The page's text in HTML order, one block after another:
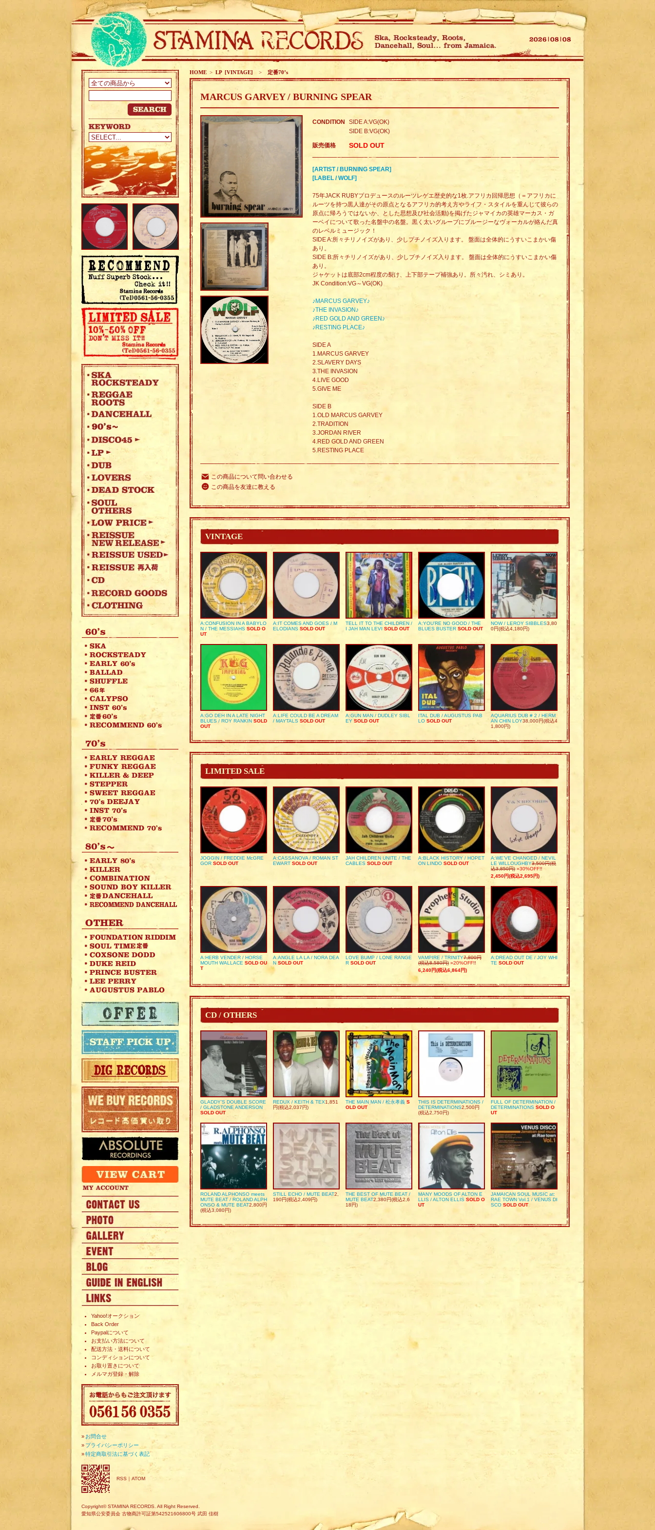
Yahoo!オークション
Back Order
Paypalについて
お支払い方法について
配送方法・送料について
コンディションについて
お取り置きについて
メルマガ登録・解除
» お問合せ
» プライバシーポリシー
»特定商取引法に基づく表記
RSS ｜ ATOM
HOME > LP [VINTAGE] > 定番70’s
MARCUS GARVEY / BURNING SPEAR
CONDITION
SIDE A:VG(OK)
SIDE B:VG(OK)
販売価格 SOLD OUT
[ARTIST / BURNING SPEAR]
[LABEL / WOLF]
75年JACK RUBYプロデュースのルーツレゲエ歴史的な1枚.アフリカ回帰思想（＝アフリカに
ルーツを持つ黒人達がその原点となるアフリカ的考え方やライフ・スタイルを重んじて彼らの
原点に帰ろうではないか、とした思想及び社会活動)を掲げたジャマイカの英雄マーカス・ガ
ーベイについて歌った名盤中の名盤。黒く太いグルーブにブルージーなヴォーカルが絡んだ真
のレベルミュージック！
SIDE A:所々チリノイズがあり、少しプチノイズ入ります。 盤面は全体的にうすいこまかい傷
あり。
SIDE B:所々チリノイズがあり、少しプチノイズ入ります。 盤面は全体的にうすいこまかい傷
あり。
ジャケットは底部2cm程度の裂け、上下部テープ補強あり。所々汚れ、シミあり。
JK Condition:VG～VG(OK)
♪MARCUS GARVEY♪
♪THE INVASION♪
♪RED GOLD AND GREEN♪
♪RESTING PLACE♪
SIDE A
1.MARCUS GARVEY
2.SLAVERY DAYS
3.THE INVASION
4.LIVE GOOD
5.GIVE ME
SIDE B
1.OLD MARCUS GARVEY
2.TRADITION
3.JORDAN RIVER
4.RED GOLD AND GREEN
5.RESTING PLACE
この商品について問い合わせる
この商品を友達に教える
VINTAGE
A:CONFUSION IN A BABYLO
N / THE MESSIAHS SOLD O
UT
A:IT COMES AND GOES / M
ELODIANS SOLD OUT
TELL IT TO THE CHILDREN /
I JAH MAN LEVI SOLD OUT
A:YOU’RE NO GOOD / THE
BLUES BUSTER SOLD OUT
NOW / LEROY SIBBLES3,80
0円(税込4,180円)
A:GO DEH IN A LATE NIGHT
BLUES / ROY RANKIN SOLD
OUT
A:LIFE COULD BE A DREAM
/ MAYTALS SOLD OUT
A:GUN MAN / DUDLEY SIBL
EY SOLD OUT
ITAL DUB / AUGUSTUS PAB
LO SOLD OUT
AQUARIUS DUB # 2 / HERM
AN CHIN LOY38,000円(税込4
1,800円)
LIMITED SALE
JOGGIN / FREDDIE McGRE
GOR SOLD OUT
A:CASSANOVA / ROMAN ST
EWART SOLD OUT
JAH CHILDREN UNITE / THE
CABLES SOLD OUT
A:BLACK HISTORY / HOPET
ON LINDO SOLD OUT
A:WE’VE CHANGED / NEVIL
LE WILLOUGHBY3,500円(税
込3,850円) »30%OFF!!
2,450円(税込2,695円)
A:HERB VENDER / HORSE
MOUTH WALLACE SOLD OU
T
A:ANGLE LA LA / NORA DEA
N SOLD OUT
LOVE BUMP / LONE RANGE
R SOLD OUT
VAMPIRE / TRINITY7,800円
(税込8,580円) »20%OFF!!
6,240円(税込6,864円)
A:DREAD OUT DE / JOY WHI
TE SOLD OUT
CD / OTHERS
GLADDY’S DOUBLE SCORE
/ GLADSTONE ANDERSON
SOLD OUT
REDUX / KEITH & TEX1,851
円(税込2,037円)
THE MAIN MAN / 松永孝義 S
OLD OUT
THIS IS DETERMINATIONS /
DETERMINATIONS2,500円
(税込2,750円)
FULL OF DETERMINATION /
DETERMINATIONS SOLD O
UT
ROLAND ALPHONSO meets
MUTE BEAT / ROLAND ALPH
ONSO & MUTE BEAT2,800円
(税込3,080円)
STILL ECHO / MUTE BEAT2,
190円(税込2,409円)
THE BEST OF MUTE BEAT /
MUTE BEAT2,380円(税込2,6
18円)
MANY MOODS OF ALTON E
LLIS / ALTON ELLIS SOLD O
UT
JAMAICAN SOUL MUSIC at:
RAE TOWN Vol.1 / VENUS DI
SCO SOLD OUT
Copyright© STAMINA RECORDS. All Right Reserved.
愛知県公安委員会 古物商許可証第542521606800号 武田 佳樹